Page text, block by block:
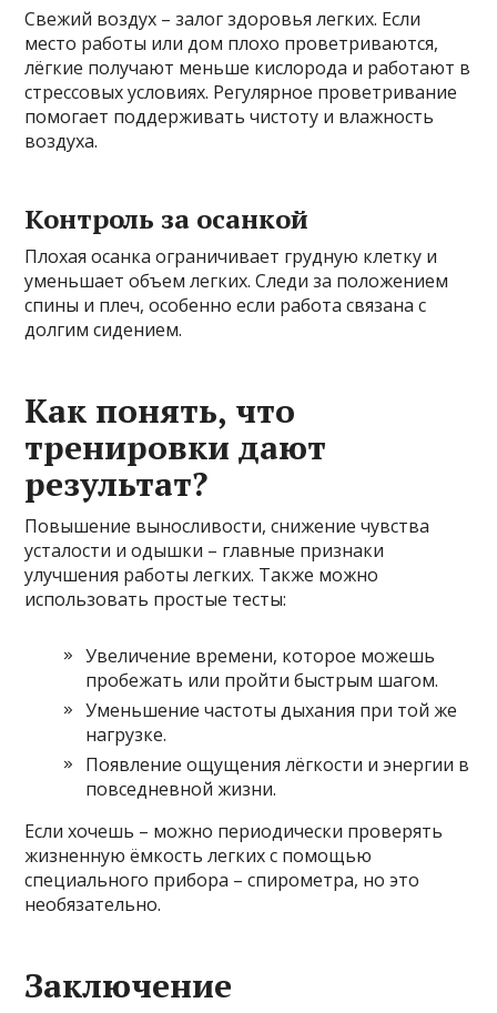
Свежий воздух – залог здоровья легких. Если
место работы или дом плохо проветриваются,
лёгкие получают меньше кислорода и работают в
стрессовых условиях. Регулярное проветривание
помогает поддерживать чистоту и влажность
воздуха.
Контроль за осанкой
Плохая осанка ограничивает грудную клетку и
уменьшает объем легких. Следи за положением
спины и плеч, особенно если работа связана с
долгим сидением.
Как понять, что
тренировки дают
результат?
Повышение выносливости, снижение чувства
усталости и одышки – главные признаки
улучшения работы легких. Также можно
использовать простые тесты:
Увеличение времени, которое можешь
пробежать или пройти быстрым шагом.
Уменьшение частоты дыхания при той же
нагрузке.
Появление ощущения лёгкости и энергии в
повседневной жизни.
Если хочешь – можно периодически проверять
жизненную ёмкость легких с помощью
специального прибора – спирометра, но это
необязательно.
Заключение